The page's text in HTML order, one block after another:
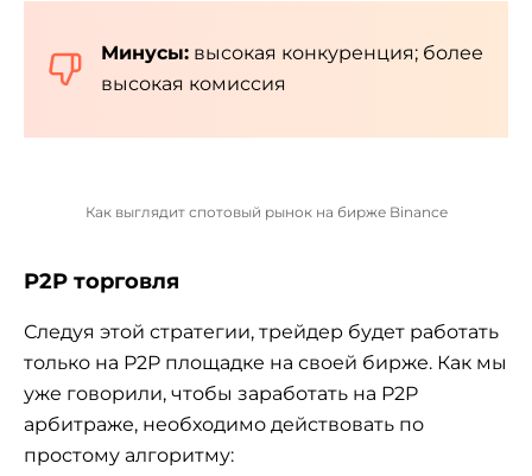
Минусы: высокая конкуренция; более
высокая комиссия
Как выглядит спотовый рынок на бирже Binance
P2P торговля
Следуя этой стратегии, трейдер будет работать
только на P2P площадке на своей бирже. Как мы
уже говорили, чтобы заработать на P2P
арбитраже, необходимо действовать по
простому алгоритму: